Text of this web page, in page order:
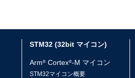
STM32 (32bit マイコン)
Arm® Cortex®-M マイコン
STM32マイコン概要